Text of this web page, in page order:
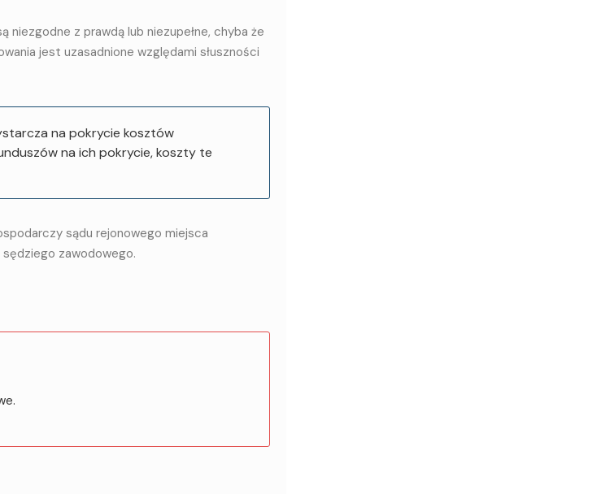
niezgodne z prawdą lub niezupełne, chyba że
jest uzasadnione względami słuszności
na pokrycie kosztów
na ich pokrycie, koszty te
sądu rejonowego miejsca
sędziego zawodowego.